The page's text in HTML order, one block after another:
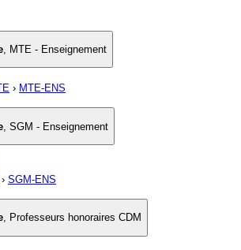
, MTE - Enseignement
› MTE-ENS
SGM - Enseignement
› SGM-ENS
, Professeurs honoraires CDM